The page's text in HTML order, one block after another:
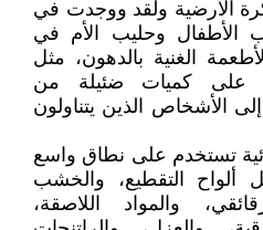
الأرضية ولقد ووجدت في
الأطفال وحليب الأم في
الغنية بالدهون، مثل
على كميات ضئيلة من
إلى الأشخاص الذين يتناولون
تستخدم على نطاق واسع
ألواح التقطيع، والخشب
والمواد اللاصقة،